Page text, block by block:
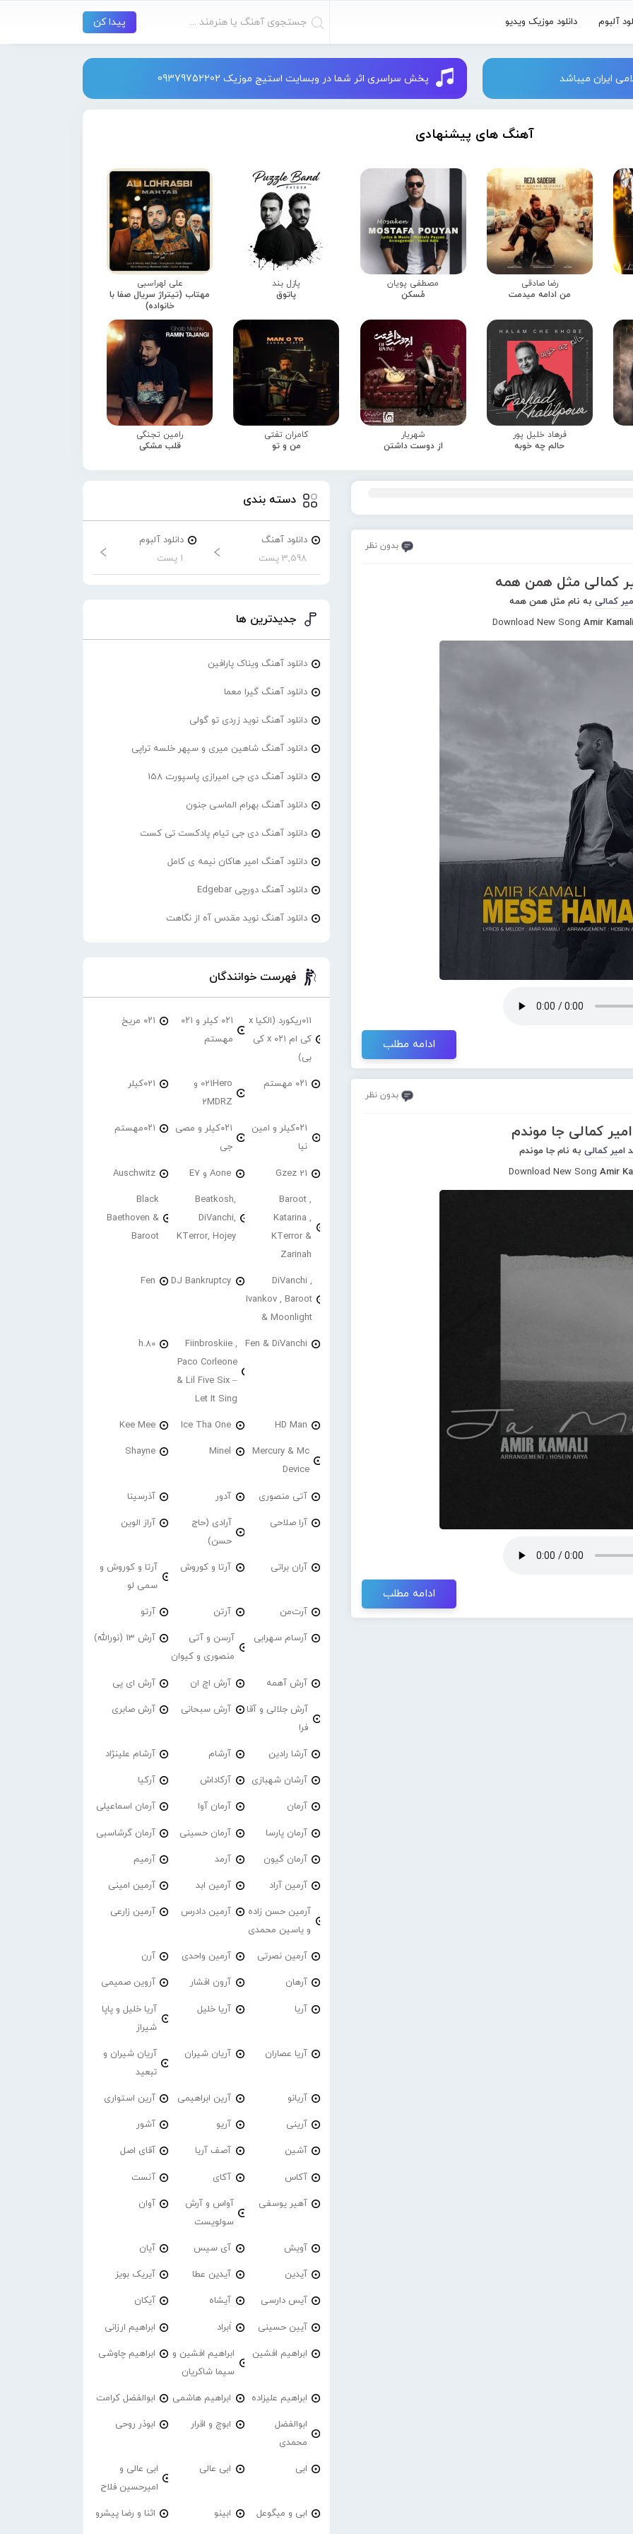
آلبوم دانلود موزیک ویدیو
ایران میباشد پخش سراسری اثر شما در وبسایت استیج موزیک 09379752202
آهنگ های پیشنهادی
رضا صادقی
من ادامه میدمت
مصطفی پویان
مُسکن
پازل بند
پاتوق
علی لهراسبی
مهتاب (تیتراژ سریال صفا با
خانواده)
فرهاد خلیل پور
حالم چه خوبه
شهریار
از دوست داشتن
کامران تفتی
من و تو
رامین تجنگی
قلب مشکی
بدون نظر
کمالی مثل همن همه
کمالی به نام مثل همن همه
Download New Song Amir
ادامه مطلب
بدون نظر
کمالی جا موندم
امیر کمالی به نام جا موندم
Download New Song Amir
ادامه مطلب
دسته بندی
دانلود آهنگ
3,598 پست
دانلود آلبوم
1 پست
جدیدترین ها
دانلود آهنگ ویناک پارافین
دانلود آهنگ گیرا معما
دانلود آهنگ نوید زردی تو گولی
دانلود آهنگ شاهین میری و سپهر خلسه تراپی
دانلود آهنگ دی جی امیرازی پاسپورت 158
دانلود آهنگ بهرام الماسی جنون
دانلود آهنگ دی جی تیام پادکست تی کست
دانلود آهنگ امیر هاکان نیمه ی کامل
دانلود آهنگ دورچی Edgebar
دانلود آهنگ نوید مقدس آه از نگاهت
فهرست خوانندگان
۰۱۱ریکورد (الکیا x
کی ام ۰۲۱ x کی
بی)
۰۲۱ کیلر و ۰۲۱
مهستم
۰۲۱ مریخ
۰۲۱ مهستم
021Hero و
2MDRZ
021کیلر
۰۲۱کیلر و امین
نیا
۰۲۱کیلر و مصی
جی
۰۲۱مهستم
21 Gzez Aone و E7 Auschwitz
Baroot ,
Katarina ,
KTerror &
Zarinah
Beatkosh,
DiVanchi,
KTerror, Hojey
Black
Baethoven &
Baroot
DiVanchi ,
Ivankov , Baroot
& Moonlight
DJ Bankruptcy
Fen
Fen & DiVanchi
Fiinbroskiie ,
Paco Corleone
& Lil Five Six –
Let It Sing
h.80
HD Man
Ice Tha One
Kee Mee
Mercury & Mc
Device
Minel
Shayne
آتی منصوری آدور آذرسینا
آرا صلاحی
آرادی (حاج
حسن)
آراز الوین
آران براتی آرتا و کوروش
آرتا و کوروش و
سمی لو
آرت‌من آرتن آرتو
آرسام سهرابی
آرسن و آتی
منصوری و کیوان
آرش 13 (نورالله)
آرش آهمه آرش اچ ان آرش ای پی
آرش جلالی و آقا
فرا
آرش سبحانی آرش صابری
آرشا رادین آرشام آرشام علینژاد
آرشان شهبازی آرکاداش آرکیا
آرمان آرمان آوا آرمان اسماعیلی
آرمان پارسا آرمان حسینی آرمان گرشاسبی
آرمان گیون آرمد آرمیم
آرمین آراد آرمین ابد آرمین امینی
آرمین حسن زاده
و یاسین محمدی
آرمین دادرس آرمین زارعی
آرمین نصرتی آرمین واحدی آرن
آرهان آرون افشار آروین صمیمی
آریا آریا خلیل
آریا خلیل و پاپا
شیراز
آریا عصاران آریان شیران
آریان شیران و
تبعید
آریانو آرین ابراهیمی آرین استواری
آرینی آریو آشور
آشین آصف آریا آقای اصل
آکاس آکای آنست
آهیر یوسفی
آواس و آرش
سولویست
آوان
آویش آی سیس آیان
آیدین آیدین عطا آیریک بویز
آیس دارسی آیشاه آیکان
آیین حسینی اَبراد ابراهیم ارزانی
ابراهیم افشین
ابراهیم افشین و
سیما شاکریان
ابراهیم چاوشی
ابراهیم علیزاده ابراهیم هاشمی ابوالفضل کرامت
ابوالفضل
محمدی
ابوچ و اقرار ابوذر روحی
ابی ابی عالی
ابی عالی و
امیرحسین فلاح
ابی و میگوعل ابینو اثنا و رضا پیشرو